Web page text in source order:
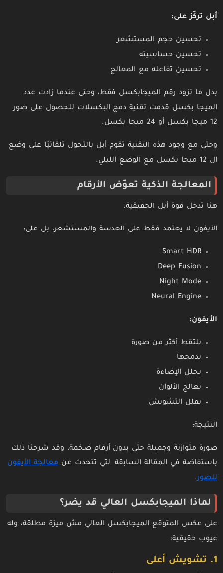
أبل تركّز على:
تحسين حجم المستشعر
تحسين حساسيته
تحسين تفاعله مع المعالج
بدل ما تزود رقم الميجابكسل فقط، وحتى عندما زادت عدد
الميجا بكسل قدمت تقنية دمج البكسلات للحصول على صور
12 ميجا بكسل أو 24 ميجا بكسل.
وحتى مع وجود هذه التقنية تقوم أبل بالتحول تلقائيًا على وضع
ال 12 ميجا بكسل مع الوضع الليلي.
المعالجة الذكية تعوّض الأرقام
هنا تدخل قوة أبل الحقيقية.
الأيفون لا يعتمد فقط على العدسة والمستشعر، بل على:
Smart HDR
Deep Fusion
Night Mode
Neural Engine
الأيفون:
يلتقط أكثر من صورة
يدمجها
يحلل الإضاءة
يعالج الألوان
يقلل التشويش
النتيجة:
صورة متوازنة وجميلة حتى بدون أرقام ضخمة، وقد شرحنا ذلك
باستفاضة في المقالة السابقة التي تتحدث عن معالجة الأيفون
للصور.
لماذا الميجابكسل العالي قد يضر؟
على عكس المتوقع الميجابكسل العالي مش ميزة مطلقة، وله
عيوب حقيقية:
1. تشويش أعلى